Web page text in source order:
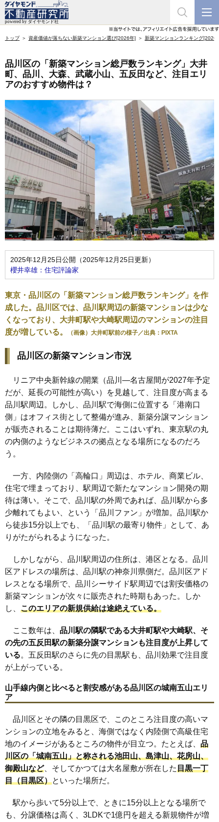
トップ 資産価値が落ちない新築マンション選び[2026年] 新築マンションランキング[2026
品川区の「新築マンション総戸数ランキング」大井
町、品川、大森、武蔵小山、五反田など、注目エリ
アのおすすめ物件は？
2025年12月25日公開（2025年12月25日更新）
櫻井幸雄：住宅評論家
東京・品川区の「新築マンション総戸数ランキング」を作
成した。品川区では、品川駅周辺の新築マンションは少な
くなっており、大井町駅や大崎駅周辺のマンションの注目
度が増している。
（画像）大井町駅前の様子／出典：PIXTA
品川区の新築マンション市況
リニア中央新幹線の開業（品川―名古屋間が2027年予定
だが、延長の可能性が高い）を見越して、注目度が高まる
品川駅周辺。しかし、品川駅で海側に位置する「港南口
側」はオフィス街として整備が進み、新築分譲マンション
が販売されることは期待薄だ。ここはいずれ、東京駅の丸
の内側のようなビジネスの拠点となる場所になるのだろ
う。
一方、内陸側の「高輪口」周辺は、ホテル、商業ビル、
住宅で埋まっており、駅周辺で新たなマンション開発の期
待は薄い。そこで、品川駅の外周であれば、品川駅から多
少離れてもよい、という「品川ファン」が増加。品川駅か
ら徒歩15分以上でも、「品川駅の最寄り物件」として、あ
りがたがられるようになった。
しかしながら、品川駅周辺の住所は、港区となる。品川
区アドレスの場所は、品川駅の神奈川県側だ。品川区アド
レスとなる場所で、品川シーサイド駅周辺では割安価格の
新築マンションが次々に販売された時期もあった。しか
し、 このエリアの新規供給は途絶えている。
ここ数年は、 品川駅の隣駅である大井町駅や大崎駅、そ
の先の五反田駅の新築分譲マンションも注目度が上昇して
いる。五反田駅のさらに先の目黒駅も、品川効果で注目度
が上がっている。
山手線内側と比べると割安感がある品川区の城南五山エリ
ア
品川区とその隣の目黒区で、このところ注目度の高いマ
ンションの立地をみると、海側ではなく内陸側で高級住宅
地のイメージがあるところの物件が目立つ。たとえば、 品
川区の「城南五山」と称される池田山、島津山、花房山、
御殿山など、そしてかつては大名屋敷が所在した目黒一丁
目（目黒区）といった場所だ。
駅から歩いて5分以上で、ときに15分以上となる場所で
も、分譲価格は高く、3LDKで1億円を超える新規物件が増